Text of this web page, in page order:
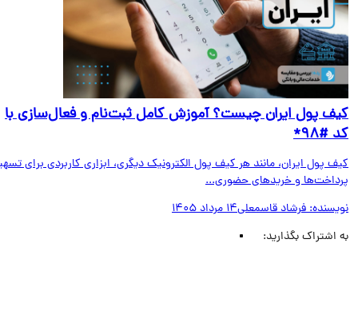
پول ایران چیست؟ آموزش کامل ثبت‌نام و فعال‌سازی با
پول ایران، مانند هر کیف پول الکترونیک دیگری، ابزاری کاربردی برای تسهیل
و خریدهای حضوری...
فرشاد قاسمعلی14 مرداد 1405
اشتراک بگذارید: